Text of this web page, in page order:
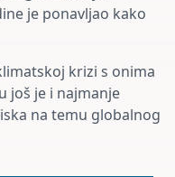
je ponavljao kako
krizi s onima
još je i najmanje
na temu globalnog